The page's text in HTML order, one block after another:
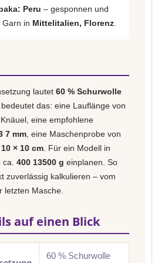
Peru – gesponnen und
Garn in Mittelitalien, Florenz
lautet 60 % Schurwolle
bedeutet das: eine Lauflänge von
eine empfohlene
7 mm , eine Maschenprobe von
× 10 cm . Für ein Modell in
400 13500 g einplanen. So
zuverlässig kalkulieren – vom
letzten Masche.
auf einen Blick
60 % Schurwolle